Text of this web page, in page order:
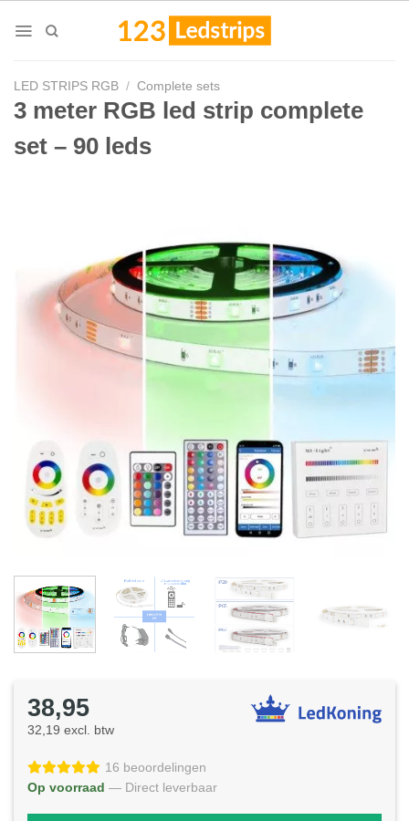
LED STRIPS RGB / Complete sets
3 meter RGB led strip complete
set – 90 leds
38,95
32,19 excl. btw
16 beoordelingen
Op voorraad — Direct leverbaar